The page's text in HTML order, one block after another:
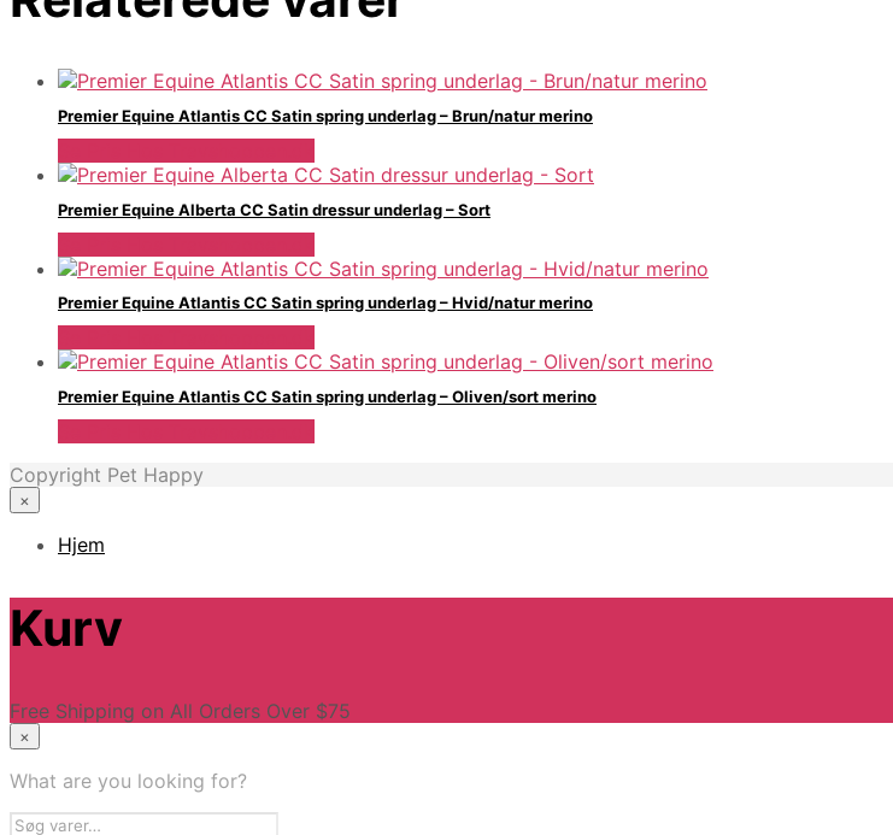
Premier Equine Atlantis CC Satin spring underlag – Brun/natur merino
Premier Equine Alberta CC Satin dressur underlag – Sort
Premier Equine Atlantis CC Satin spring underlag – Hvid/natur merino
Premier Equine Atlantis CC Satin spring underlag – Oliven/sort merino
Copyright Pet Happy
×
Hjem
Kurv
Free Shipping on All Orders Over $75
×
What are you looking for?